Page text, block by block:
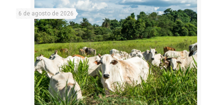
6 de agosto de 2026